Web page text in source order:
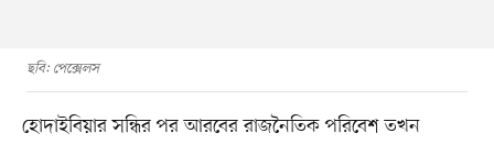
ছবি: পেক্সেলস
হোদাইবিয়ার সন্ধির পর আরবের রাজনৈতিক পরিবেশ তখন